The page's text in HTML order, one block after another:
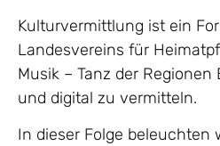
Kulturvermittlung ist ein
Landesvereins für
Musik – Tanz der
und digital zu vermitteln.
In dieser Folge beleuchten